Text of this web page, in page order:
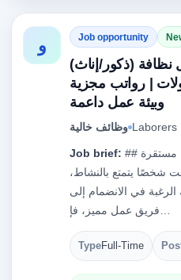
و Job opportunity
(ذكور/إناث)
| رواتب مجزية
وبيئة عمل داعمة
وظائف خالية Laborers
Job brief: ## هل تبحث عن فرصة عمل مستقرة
شخصًا يتمتع بالنشاط،
الرغبة في الانضمام إلى
TypeFull-Time